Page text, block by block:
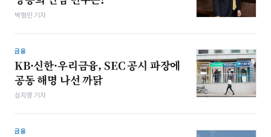
박형민 기자
금융
KB·신한·우리금융, SEC 공시 파장에
공동 해명 나선 까닭
심지영 기자
금융